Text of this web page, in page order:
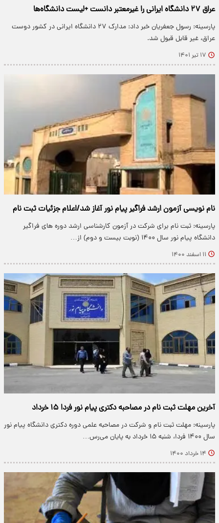
عراق ۲۷ دانشگاه ایرانی را غیرمعتبر دانست +لیست دانشگاه‌ها
پارسینه: رسول جعفریان خبر داد: مدارک ٢٧ دانشگاه ایرانی در کشور دوست
عراق، غیر قابل قبول شد.
۱۷ تیر ۱۴۰۱
نام نویسی آزمون ارشد فراگیر پیام نور آغاز شد/اعلام جزئیات ثبت نام
پارسینه: ثبت نام برای شرکت در آزمون کارشناسی ارشد دوره های فراگیر
دانشگاه پیام نور سال ۱۴۰۰ (نوبت بیست و دوم) از…
۱۱ اسفند ۱۴۰۰
آخرین مهلت ثبت نام در مصاحبه دکتری پیام نور فردا ۱۵ خرداد
پارسینه: مهلت ثبت نام و شرکت در مصاحبه علمی دوره دکتری دانشگاه پیام نور
سال ۱۴۰۰ فردا، شنبه ۱۵ خرداد به پایان می‌رس…
۱۴ خرداد ۱۴۰۰